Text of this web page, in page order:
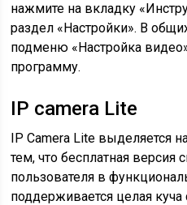
нажмите на вкладку
раздел «Настройки». В
подменю «Настройка
программу.
IP camera Lite
IP Camera Lite выделяется
тем, что бесплатная версия
пользователя в
поддерживается целая